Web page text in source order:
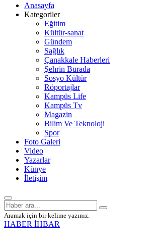
Anasayfa
Kategoriler
Eğitim
Kültür-sanat
Gündem
Sağlık
Çanakkale Haberleri
Şehrin Burada
Sosyo Kültür
Röportajlar
Kampüs Life
Kampüs Tv
Magazin
Bilim Ve Teknoloji
Spor
Foto Galeri
Video
Yazarlar
Künye
İletişim
Aramak için bir kelime yazınız.
HABER İHBAR